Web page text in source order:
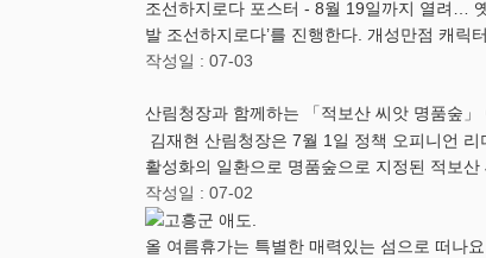
조선하지로다 포스터 - 8월 19일까지 열려…
발 조선하지로다’를 진행한다. 개성만점 캐릭
작성일 : 07-03
산림청장과 함께하는 「적보산 씨앗 명품숲」
김재현 산림청장은 7월 1일 정책 오피니언
활성화의 일환으로 명품숲으로 지정된 적보
작성일 : 07-02
올 여름휴가는 특별한 매력있는 섬으로 떠나요